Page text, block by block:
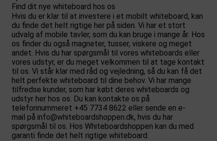
Find dit nye whiteboard hos os
Hvis du er klar til at investere i et mobilt whiteboard, kan
du finde det helt rigtige her på siden. Vi har et stort
udvalg af mobile tavler, som du kan bruge i mange år. Hos
os finder du også magneter, tusser, viskere og meget
andet. Hvis du har spørgsmål til vores whiteboards eller
vores udstyr, er du meget velkommen til at tage kontakt
til os. Vi står klar med råd og vejledning, så du kan få det
helt perfekte whiteboard til dine behov. Vi har mange
tilfredse kunder, som har købt deres whiteboards og
udstyr her hos os. Du kan kontakte os på
telefonnummeret +45 7734 8622 eller sende en e-
mail på info@whiteboardshoppen.dk, hvis du har
spørgsmål til os. Hos Whiteboardshoppen kan du med
garanti finde det helt rigtige whiteboard.